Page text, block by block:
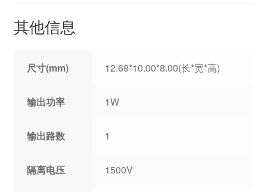
其他信息
尺寸(mm) 12.68*10.00*8.00(长*宽*高)
输出功率 1W
输出路数 1
隔离电压 1500V